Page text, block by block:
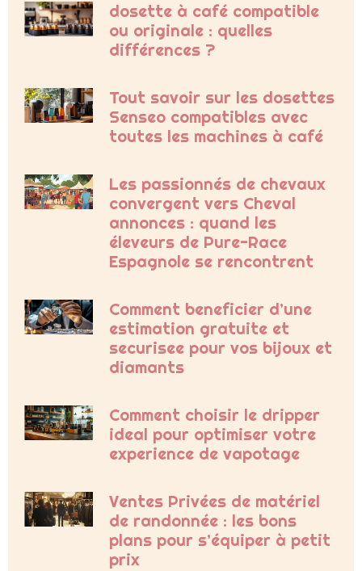
dosette à café compatible
ou originale : quelles
différences ?
Tout savoir sur les dosettes
Senseo compatibles avec
toutes les machines à café
Les passionnés de chevaux
convergent vers Cheval
annonces : quand les
éleveurs de Pure-Race
Espagnole se rencontrent
Comment beneficier d’une
estimation gratuite et
securisee pour vos bijoux et
diamants
Comment choisir le dripper
ideal pour optimiser votre
experience de vapotage
Ventes Privées de matériel
de randonnée : les bons
plans pour s’équiper à petit
prix